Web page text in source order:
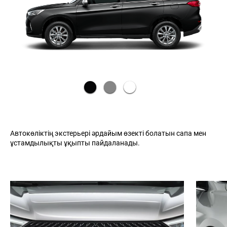
Автокөліктің экстерьері әрдайым өзекті болатын сапа мен
ұстамдылықты ұқыпты пайдаланады.